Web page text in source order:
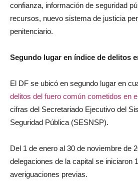
confianza, información de seguridad
recursos, nuevo sistema de justicia
penitenciario.
Segundo lugar en índice de delitos
El DF se ubicó en segundo lugar en
delitos del fuero común cometidos en
cifras del Secretariado Ejecutivo del
Seguridad Pública (SESNSP).
Del 1 de enero al 30 de noviembre de
delegaciones de la capital se iniciaron
averiguaciones previas.